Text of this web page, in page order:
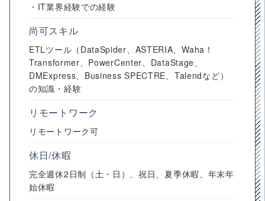
・IT業界経験での経験
尚可スキル
ETLツール（DataSpider、ASTERIA、Waha！
Transformer、PowerCenter、DataStage、
DMExpress、Business SPECTRE、Talendなど）
の知識・経験
リモートワーク
リモートワーク可
休日/休暇
完全週休2日制（土・日）、祝日、夏季休暇、年末年
始休暇